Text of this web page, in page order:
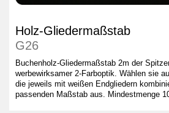
Holz-Gliedermaßstab
G26
Buchenholz-Gliedermaßstab 2m der
werbewirksamer 2-Farboptik. Wählen sie
die jeweils mit weißen Endgliedern
passenden Maßstab aus. Mindestmenge